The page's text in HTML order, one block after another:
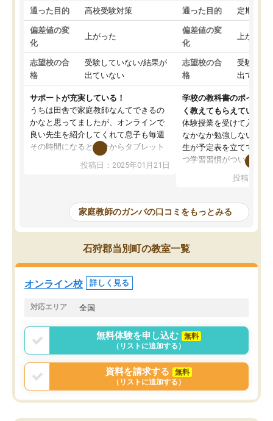
通った目的 高校受験対策
偏差値の変
化
上がった
志望校の合
格
受験していない/結果が
出ていない
サポートが充実している！
うちは田舎で家庭教師なんてできるの
かなと思ってましたが、オンラインで
良い先生を紹介してくれて息子も毎週
その時間になると自分からタブレット
を開いてzoomを繋げるようになりまし
た！5科目なんでもOKなのもとても気
めて1年ほどだった今では平均点以上の
科目が増えてきました！あと1年受験ま
であるので無料の週末教室を使用しな
がら頑張って欲しいと思います！
投稿日：2025年01月21日
通った目的 定期テス
偏差値の変
化
上がった
志望校の合
格
受験して
出ていな
学校の教科書のポイント
く教えてもらえている
体験授業を受けて入塾し
なかなか勉強しない息子
生が予定表を立ててくれ
つ学習習慣がついてきま
指導が無い日も予定表
問できるのでとても助か
投稿日：
家庭教師のガンバの口コミをもっとみる
石狩郡当別町の教室一覧
オンライン校 詳しく見る
対応エリア 全国
無料体験を申し込む
無料
（リストに追加する）
資料を請求する
無料
（リストに追加する）